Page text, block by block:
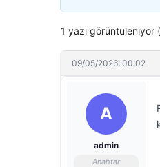
1 yazı görüntüleniyor
09/05/2026: 00:02
A
admin
Anahtar